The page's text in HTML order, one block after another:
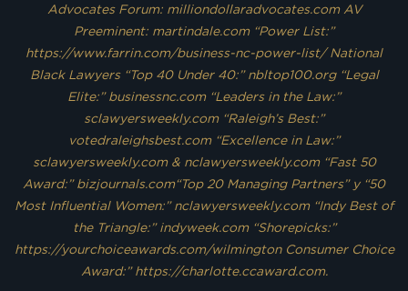
Advocates Forum: milliondollaradvocates.com AV
Preeminent: martindale.com “Power List:”
https://www.farrin.com/business-nc-power-list/ National
Black Lawyers “Top 40 Under 40:” nbltop100.org “Legal
Elite:” businessnc.com “Leaders in the Law:”
sclawyersweekly.com “Raleigh’s Best:”
votedraleighsbest.com “Excellence in Law:”
sclawyersweekly.com & nclawyersweekly.com “Fast 50
Award:” bizjournals.com“Top 20 Managing Partners” y “50
Most Influential Women:” nclawyersweekly.com “Indy Best of
the Triangle:” indyweek.com “Shorepicks:”
https://yourchoiceawards.com/wilmington Consumer Choice
Award:” https://charlotte.ccaward.com.